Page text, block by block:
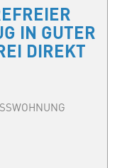
IN GUTER
DIREKT